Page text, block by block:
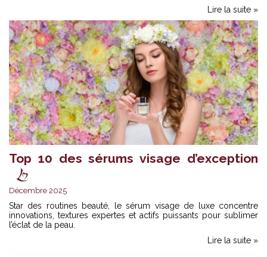
Lire la suite »
Top 10 des sérums visage d’exception
Décembre 2025
Star des routines beauté, le sérum visage de luxe concentre
innovations, textures expertes et actifs puissants pour sublimer
l’éclat de la peau.
Lire la suite »